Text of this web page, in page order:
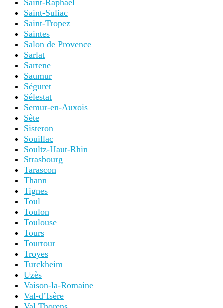
Saint-Raphaël
Saint-Suliac
Saint-Tropez
Saintes
Salon de Provence
Sarlat
Sartene
Saumur
Séguret
Sélestat
Semur-en-Auxois
Sète
Sisteron
Souillac
Soultz-Haut-Rhin
Strasbourg
Tarascon
Thann
Tignes
Toul
Toulon
Toulouse
Tours
Tourtour
Troyes
Turckheim
Uzès
Vaison-la-Romaine
Val-d’Isère
Val Thorens